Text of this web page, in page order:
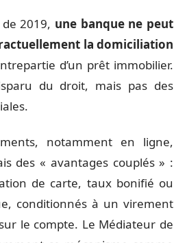
de 2019, une banque ne peut
la domiciliation
d’un prêt immobilier.
du droit, mais pas des
notamment en ligne,
des « avantages couplés » :
de carte, taux bonifié ou
conditionnés à un virement
le compte. Le Médiateur de